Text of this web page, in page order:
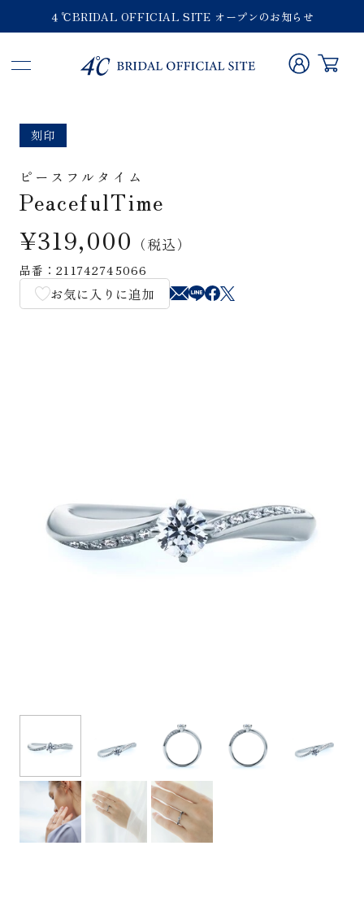
４℃BRIDAL OFFICIAL SITE オープンのお知らせ
刻印
ピースフルタイム
PeacefulTime
¥319,000 （税込）
品番：211742745066
お気に入りに追加